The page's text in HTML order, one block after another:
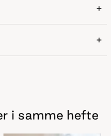
i samme hefte